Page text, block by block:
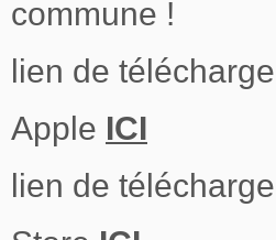
commune !
lien de
Apple ICI
lien de